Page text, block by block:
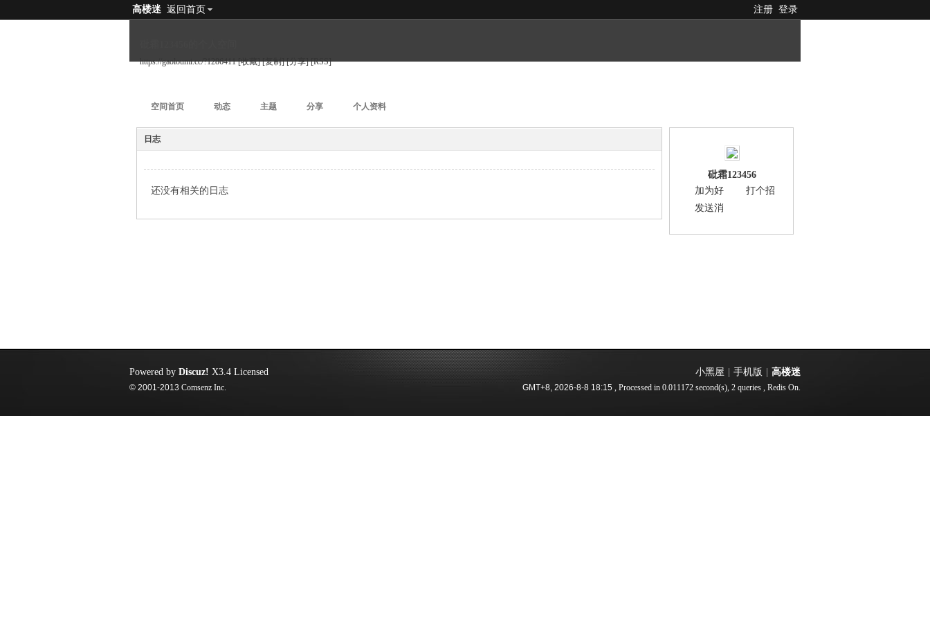
注册 登录
高楼迷 返回首页
https://gaoloumi.cc/?1286411 [收藏] [复制] [分享] [RSS]
空间首页 动态 主题 分享 个人资料
日志
还没有相关的日志
砒霜123456
加为好
打个招
发送消
小黑屋 手机版 高楼迷
GMT+8, 2026-8-8 18:15 , Processed in 0.011172 second(s), 2 queries , Redis On.
Powered by Discuz! X3.4 Licensed
© 2001-2013 Comsenz Inc.